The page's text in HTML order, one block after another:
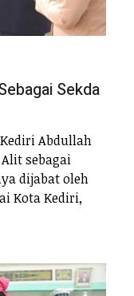
Sekda
Kediri Abdullah
sebagai
dijabat oleh
Kota Kediri,